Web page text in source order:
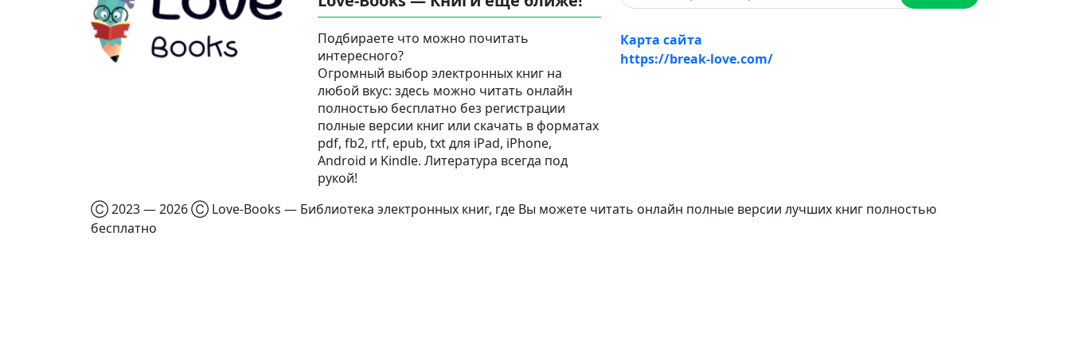
Подбираете что можно почитать
интересного?
Огромный выбор электронных книг на
любой вкус: здесь можно читать онлайн
полностью бесплатно без регистрации
полные версии книг или скачать в форматах
pdf, fb2, rtf, epub, txt для iPad, iPhone,
Android и Kindle. Литература всегда под
рукой!
Карта сайта
https://break-love.com/
Ⓒ 2023 — 2026 Ⓒ Love-Books — Библиотека электронных книг, где Вы можете читать онлайн полные версии лучших книг полностью
бесплатно